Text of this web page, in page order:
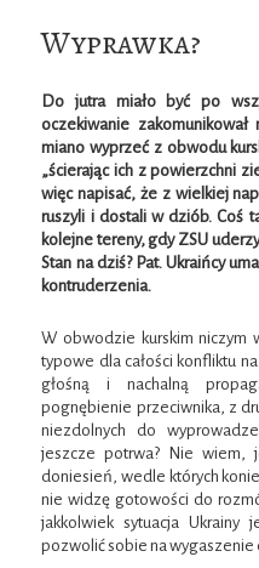
Wyprawka?
Do jutra miało być po
oczekiwanie
miano wyprzeć z obwodu
„ścierając ich z powierzchni
więc napisać, że z wielkiej
ruszyli i dostali w dziób. Coś
kolejne tereny, gdy ZSU
Stan na dziś? Pat. Ukraińcy
kontruderzenia.
W obwodzie kurskim niczym
typowe dla całości konfliktu
głośną i nachalną
pognębienie przeciwnika, z
niezdolnych do
jeszcze potrwa? Nie wiem,
doniesień, wedle których
nie widzę gotowości do
jakkolwiek sytuacja
pozwolić sobie na wygaszenie